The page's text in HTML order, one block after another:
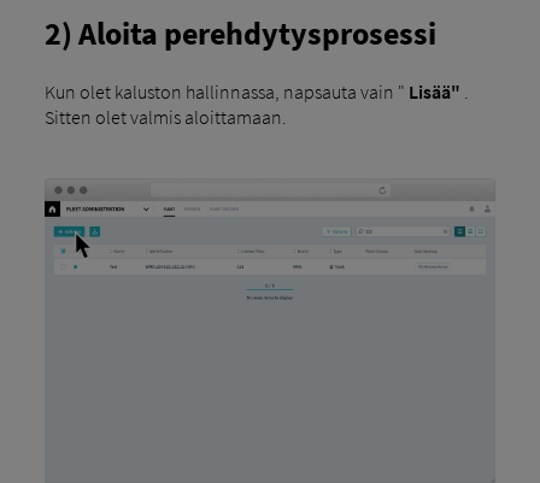
2) Aloita perehdytysprosessi
Kun olet kaluston hallinnassa, napsauta vain " Lisää"
Sitten olet valmis aloittamaan.